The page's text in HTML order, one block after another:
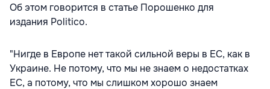
Об этом говорится в статье Порошенко для
издания Politico.
"Нигде в Европе нет такой сильной веры в ЕС, как в
Украине. Не потому, что мы не знаем о недостатках
ЕС, а потому, что мы слишком хорошо знаем